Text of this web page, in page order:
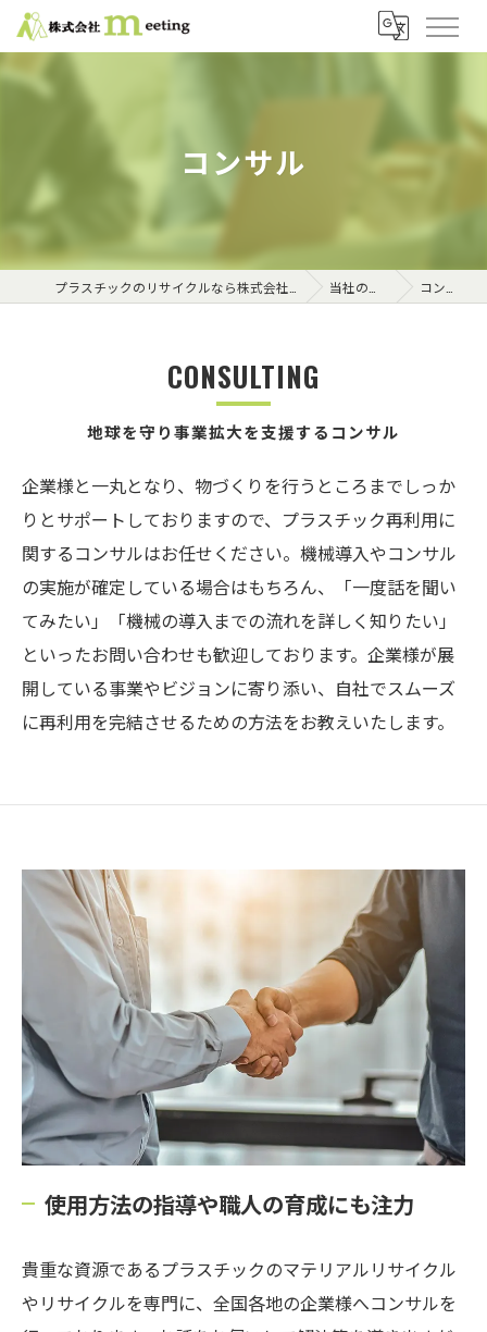
コンサル
当社の特徴 コンサル
地球を守り事業拡大を支援するコンサル
CONSULTING
企業様と一丸となり、物づくりを行うところまでしっか
りとサポートしておりますので、プラスチック再利用に
関するコンサルはお任せください。機械導入やコンサル
の実施が確定している場合はもちろん、「一度話を聞い
てみたい」「機械の導入までの流れを詳しく知りたい」
といったお問い合わせも歓迎しております。企業様が展
開している事業やビジョンに寄り添い、自社でスムーズ
に再利用を完結させるための方法をお教えいたします。
使用方法の指導や職人の育成にも注力
貴重な資源であるプラスチックのマテリアルリサイクル
やリサイクルを専門に、全国各地の企業様へコンサルを